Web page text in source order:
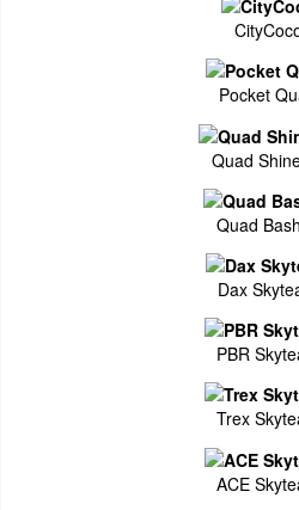
Pocket
Quad
Quad
Dax
PBR
Trex
ACE